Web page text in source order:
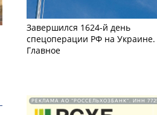
Завершился 1624-й день
спецоперации РФ на Украине.
Главное
РЕКЛАМА АО "РОССЕЛЬХОЗБАНК". ИНН